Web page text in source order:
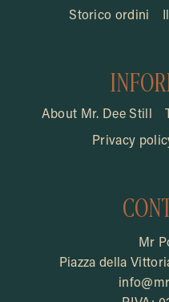
Storico ordini
About Mr. Dee Still
Privacy
Mr
Piazza della